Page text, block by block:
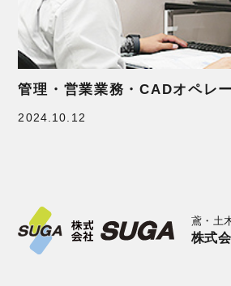
管理・営業業務・CADオペレ
2024.10.12
鳶・土
株式